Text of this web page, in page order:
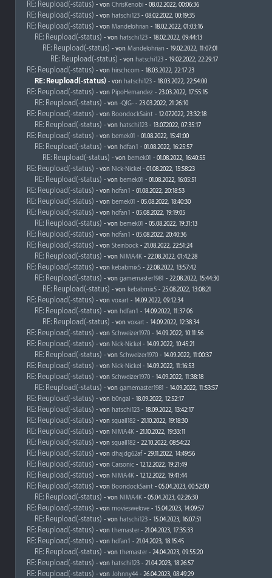
RE: Reupload(-status) - von ChrisKenobi - 08.02.2022, 00:06:36
RE: Reupload(-status) - von hatschi123 - 08.02.2022, 00:19:35
RE: Reupload(-status) - von Mandelohrian - 18.02.2022, 01:03:16
RE: Reupload(-status) - von hatschi123 - 18.02.2022, 09:44:13
RE: Reupload(-status) - von Mandelohrian - 19.02.2022, 11:07:01
RE: Reupload(-status) - von hatschi123 - 19.02.2022, 22:29:17
RE: Reupload(-status) - von hirschcom - 18.03.2022, 22:17:23
RE: Reupload(-status) - von hatschi123 - 18.03.2022, 22:54:00
RE: Reupload(-status) - von PipoHernandez - 23.03.2022, 17:55:15
RE: Reupload(-status) - von -QfG- - 23.03.2022, 21:26:10
RE: Reupload(-status) - von BoondockSaint - 12.07.2022, 23:32:18
RE: Reupload(-status) - von hatschi123 - 13.07.2022, 07:35:17
RE: Reupload(-status) - von bemek01 - 01.08.2022, 15:41:00
RE: Reupload(-status) - von hdfan1 - 01.08.2022, 16:25:57
RE: Reupload(-status) - von bemek01 - 01.08.2022, 16:40:55
RE: Reupload(-status) - von Nick-Nickel - 01.08.2022, 15:58:23
RE: Reupload(-status) - von bemek01 - 01.08.2022, 16:05:51
RE: Reupload(-status) - von hdfan1 - 01.08.2022, 20:18:53
RE: Reupload(-status) - von bemek01 - 05.08.2022, 18:40:30
RE: Reupload(-status) - von hdfan1 - 05.08.2022, 19:19:05
RE: Reupload(-status) - von bemek01 - 05.08.2022, 19:31:13
RE: Reupload(-status) - von hdfan1 - 05.08.2022, 20:40:36
RE: Reupload(-status) - von Steinbock - 21.08.2022, 22:51:24
RE: Reupload(-status) - von NIMA4K - 22.08.2022, 01:42:28
RE: Reupload(-status) - von kebabmix5 - 22.08.2022, 13:57:42
RE: Reupload(-status) - von gamemaster1981 - 22.08.2022, 15:44:30
RE: Reupload(-status) - von kebabmix5 - 25.08.2022, 13:08:21
RE: Reupload(-status) - von voxart - 14.09.2022, 09:12:34
RE: Reupload(-status) - von hdfan1 - 14.09.2022, 11:37:06
RE: Reupload(-status) - von voxart - 14.09.2022, 12:38:34
RE: Reupload(-status) - von Schweizer1970 - 14.09.2022, 10:11:56
RE: Reupload(-status) - von Nick-Nickel - 14.09.2022, 10:45:21
RE: Reupload(-status) - von Schweizer1970 - 14.09.2022, 11:00:37
RE: Reupload(-status) - von Nick-Nickel - 14.09.2022, 11:16:53
RE: Reupload(-status) - von Schweizer1970 - 14.09.2022, 11:38:18
RE: Reupload(-status) - von gamemaster1981 - 14.09.2022, 11:53:57
RE: Reupload(-status) - von b0ngal - 18.09.2022, 12:52:17
RE: Reupload(-status) - von hatschi123 - 18.09.2022, 13:42:17
RE: Reupload(-status) - von squall182 - 21.10.2022, 19:18:30
RE: Reupload(-status) - von NIMA4K - 21.10.2022, 19:33:11
RE: Reupload(-status) - von squall182 - 22.10.2022, 08:54:22
RE: Reupload(-status) - von dhajdg62af - 29.11.2022, 14:49:56
RE: Reupload(-status) - von Carsonic - 12.12.2022, 19:21:49
RE: Reupload(-status) - von NIMA4K - 12.12.2022, 19:41:44
RE: Reupload(-status) - von BoondockSaint - 05.04.2023, 00:52:00
RE: Reupload(-status) - von NIMA4K - 05.04.2023, 02:26:30
RE: Reupload(-status) - von movieswelove - 15.04.2023, 14:09:57
RE: Reupload(-status) - von hatschi123 - 15.04.2023, 16:07:51
RE: Reupload(-status) - von themaster- 21.04.2023, 17:35:33
RE: Reupload(-status) - von hdfan1 - 21.04.2023, 18:15:45
RE: Reupload(-status) - von themaster- 24.04.2023, 09:55:20
RE: Reupload(-status) - von hatschi123 - 21.04.2023, 18:26:57
RE: Reupload(-status) - von Johnny44 - 26.04.2023, 08:49:29